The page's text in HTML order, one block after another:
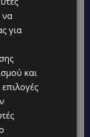
να
για
και